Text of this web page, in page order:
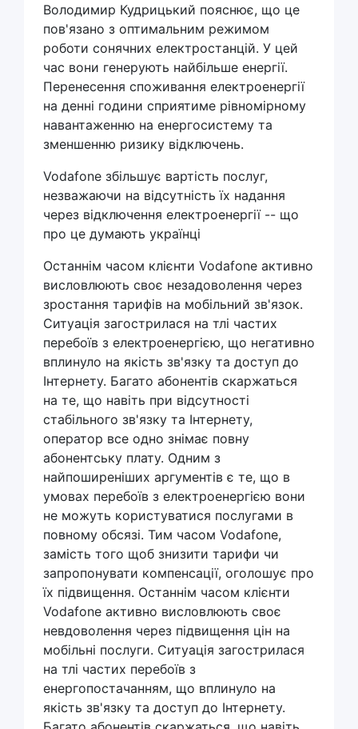
Володимир Кудрицький пояснює, що це
пов'язано з оптимальним режимом
роботи сонячних електростанцій. У цей
час вони генерують найбільше енергії.
Перенесення споживання електроенергії
на денні години сприятиме рівномірному
навантаженню на енергосистему та
зменшенню ризику відключень.
Vodafone збільшує вартість послуг,
незважаючи на відсутність їх надання
через відключення електроенергії -- що
про це думають українці
Останнім часом клієнти Vodafone активно
висловлюють своє незадоволення через
зростання тарифів на мобільний зв'язок.
Ситуація загострилася на тлі частих
перебоїв з електроенергією, що негативно
вплинуло на якість зв'язку та доступ до
Інтернету. Багато абонентів скаржаться
на те, що навіть при відсутності
стабільного зв'язку та Інтернету,
оператор все одно знімає повну
абонентську плату. Одним з
найпоширеніших аргументів є те, що в
умовах перебоїв з електроенергією вони
не можуть користуватися послугами в
повному обсязі. Тим часом Vodafone,
замість того щоб знизити тарифи чи
запропонувати компенсації, оголошує про
їх підвищення. Останнім часом клієнти
Vodafone активно висловлюють своє
невдоволення через підвищення цін на
мобільні послуги. Ситуація загострилася
на тлі частих перебоїв з
енергопостачанням, що вплинуло на
якість зв'язку та доступ до Інтернету.